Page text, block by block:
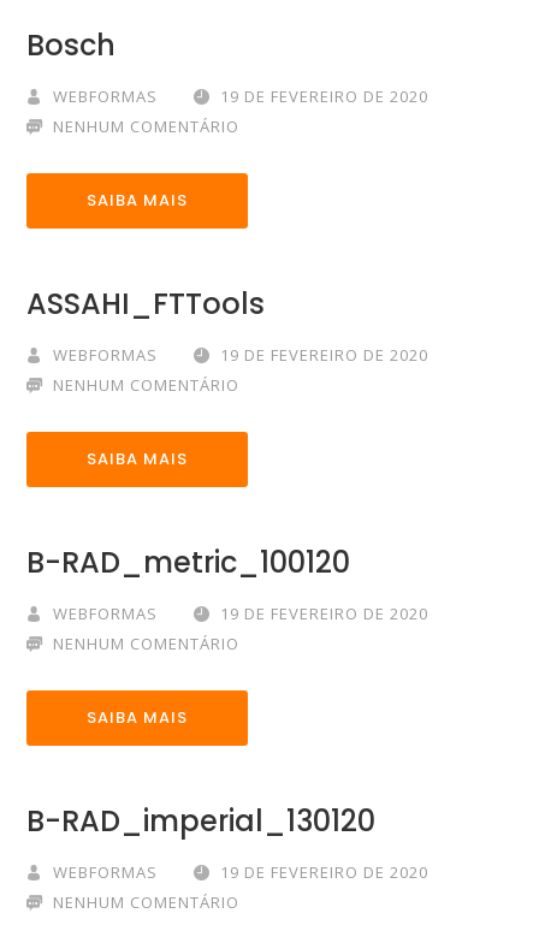
Bosch
WEBFORMAS
19 DE FEVEREIRO DE 2020
NENHUM COMENTÁRIO
SAIBA MAIS
ASSAHI_FTTools
WEBFORMAS
19 DE FEVEREIRO DE 2020
NENHUM COMENTÁRIO
SAIBA MAIS
B-RAD_metric_100120
WEBFORMAS
19 DE FEVEREIRO DE 2020
NENHUM COMENTÁRIO
SAIBA MAIS
B-RAD_imperial_130120
WEBFORMAS
19 DE FEVEREIRO DE 2020
NENHUM COMENTÁRIO